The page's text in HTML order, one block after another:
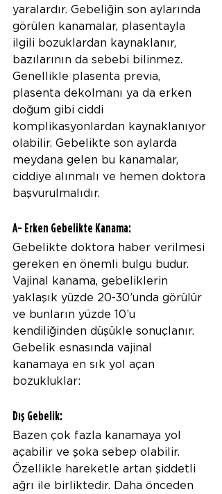
yaralardır. Gebeliğin son aylarında
görülen kanamalar, plasentayla
ilgili bozuklardan kaynaklanır,
bazılarının da sebebi bilinmez.
Genellikle plasenta previa,
plasenta dekolmanı ya da erken
doğum gibi ciddi
komplikasyonlardan kaynaklanıyor
olabilir. Gebelikte son aylarda
meydana gelen bu kanamalar,
ciddiye alınmalı ve hemen doktora
başvurulmalıdır.
A- Erken Gebelikte Kanama:
Gebelikte doktora haber verilmesi
gereken en önemli bulgu budur.
Vajinal kanama, gebeliklerin
yaklaşık yüzde 20-30’unda görülür
ve bunların yüzde 10’u
kendiliğinden düşükle sonuçlanır.
Gebelik esnasında vajinal
kanamaya en sık yol açan
bozukluklar:
Dış Gebelik:
Bazen çok fazla kanamaya yol
açabilir ve şoka sebep olabilir.
Özellikle hareketle artan şiddetli
ağrı ile birliktedir. Daha önceden